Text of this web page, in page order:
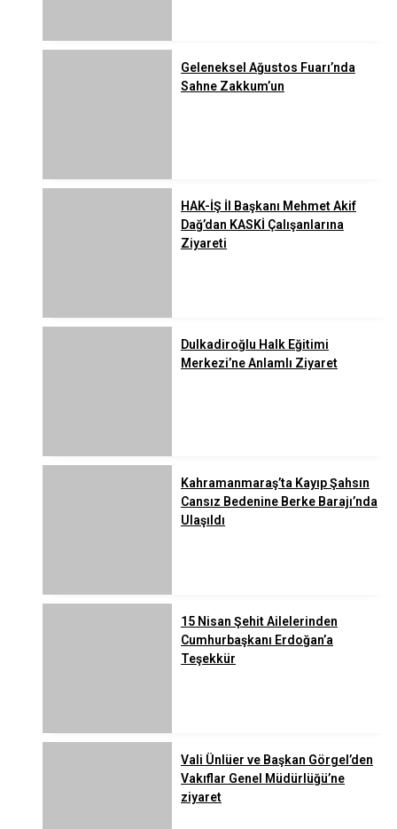
Geleneksel Ağustos Fuarı’nda
Sahne Zakkum’un
HAK-İŞ İl Başkanı Mehmet Akif
Dağ’dan KASKİ Çalışanlarına
Ziyareti
Dulkadiroğlu Halk Eğitimi
Merkezi’ne Anlamlı Ziyaret
Kahramanmaraş’ta Kayıp Şahsın
Cansız Bedenine Berke Barajı’nda
Ulaşıldı
15 Nisan Şehit Ailelerinden
Cumhurbaşkanı Erdoğan’a
Teşekkür
Vali Ünlüer ve Başkan Görgel’den
Vakıflar Genel Müdürlüğü’ne
ziyaret